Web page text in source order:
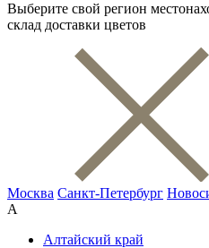
Выберите свой регион
склад доставки цветов
Москва Санкт-Петербург
А
Алтайский край